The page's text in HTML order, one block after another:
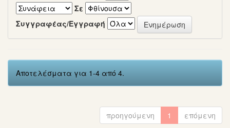
Σε
Συγγραφέας/Εγγραφή
Αποτελέσματα για 1-4 από 4.
προηγούμενη 1 επόμενη